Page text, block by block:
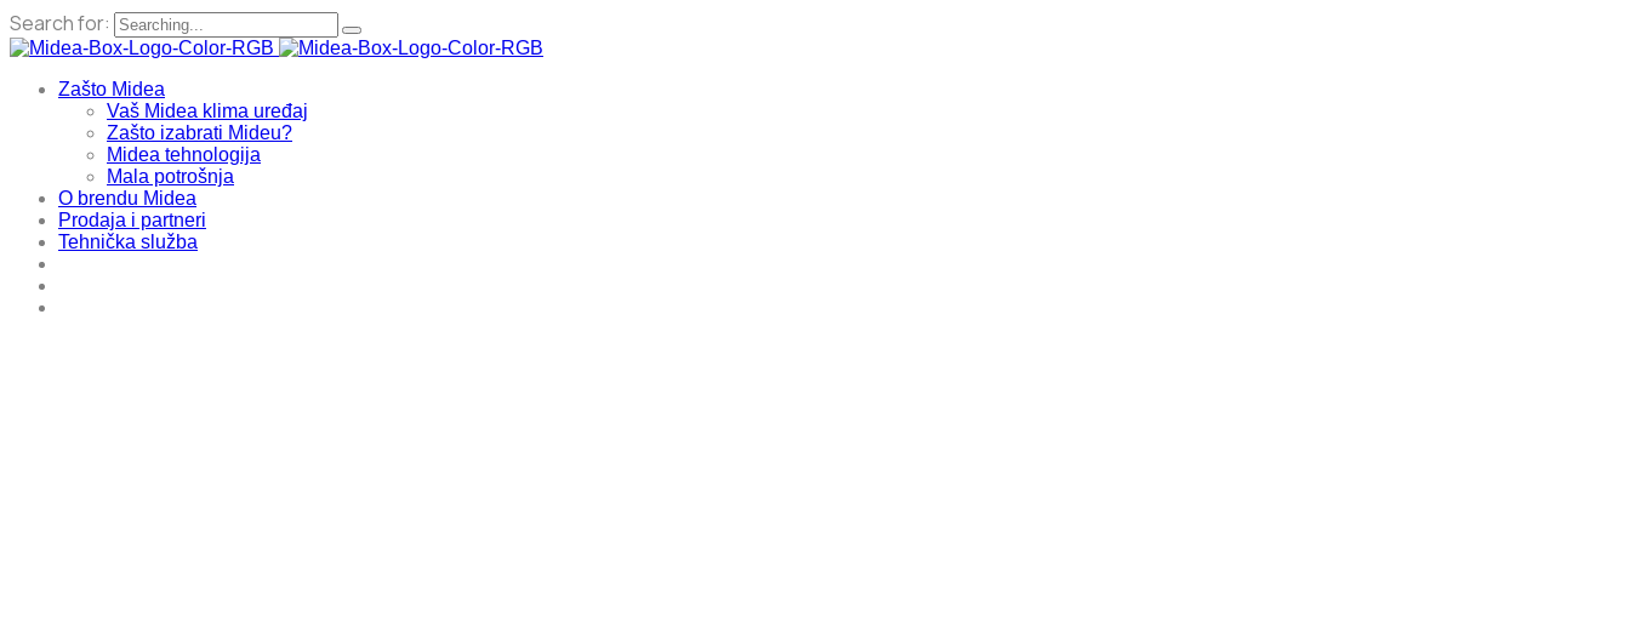
Search for:
Zašto Midea
Vaš Midea klima uređaj
Zašto izabrati Mideu?
Midea tehnologija
Mala potrošnja
O brendu Midea
Prodaja i partneri
Tehnička služba